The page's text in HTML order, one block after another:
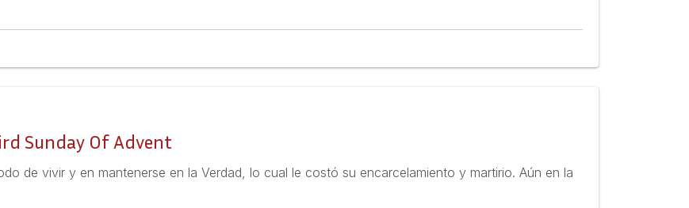
Sunday Of Advent
de vivir y en mantenerse en la Verdad, lo cual le costó su encarcelamiento y martirio. Aún en la